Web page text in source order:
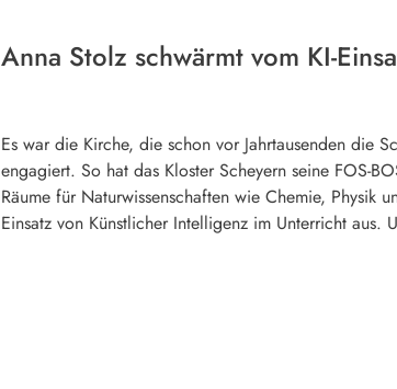
Anna Stolz schwärmt vom KI-
Es war die Kirche, die schon vor Jahrtausenden die
engagiert. So hat das Kloster Scheyern seine FOS-
Räume für Naturwissenschaften wie Chemie,
Einsatz von Künstlicher Intelligenz im Unterricht